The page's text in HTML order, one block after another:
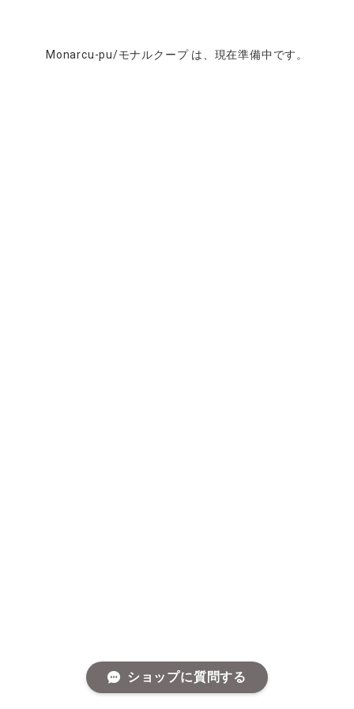
Monarcu-pu/モナルクープ は、現在準備中です。
ショップに質問する